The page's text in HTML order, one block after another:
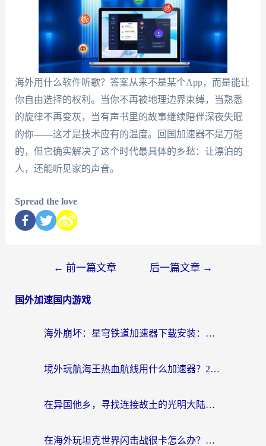
海外用什么软件听歌？答案从来不是某个App，而是能让
你自由选择的权利。当你不再被地理边界束缚，当熟悉
的旋律不再变灰，当有声书里的故事继续陪伴深夜失眠
的你——这才是技术应有的温度。回国加速器不是万能
的，但它确实解决了这个时代最具体的乡愁：让漂泊的
人，还能听见家的声音。
Spread the love
← 前一篇文章 后一篇文章 →
国外加速国内游戏
海外崩坏：星穹铁道加速器下载安装：一份给游子的终极网络指南
境外玩航海王热血航线用什么加速器？2026海外玩家实测最优方案（附欧洲问道堡垒前线加速技巧）
在异国他乡，寻找连接故土的光明大陆免费加速器
在海外玩坦克世界闪击战很卡怎么办？老玩家亲测有效的加速器选择指南